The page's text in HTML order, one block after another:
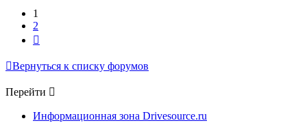
1
2
Вернуться к списку форумов
Перейти
Информационная зона Drivesource.ru